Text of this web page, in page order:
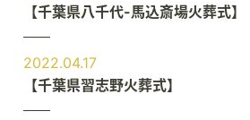
【千葉県八千代-馬込斎場火葬式】
2022.04.17
【千葉県習志野火葬式】